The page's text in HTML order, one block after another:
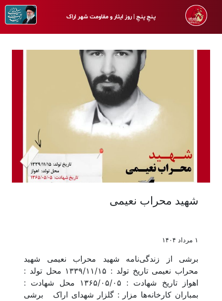
پـنجِ پنـجِ | روز ایثار و مقاومت شهر اراک
شهید محراب نعیمی
۱ مرداد ۱۴۰۴
برشی از زندگی‌نامه شهید محراب نعیمی شهید
محراب نعیمی تاریخ تولد : ۱۳۳۹/۱۱/۱۵ محل تولد :
اهواز تاریخ شهادت : ۱۳۶۵/۰۵/۰۵ محل شهادت :
بمباران کارخانه‌ها مزار : گلزار شهدای اراک برشی